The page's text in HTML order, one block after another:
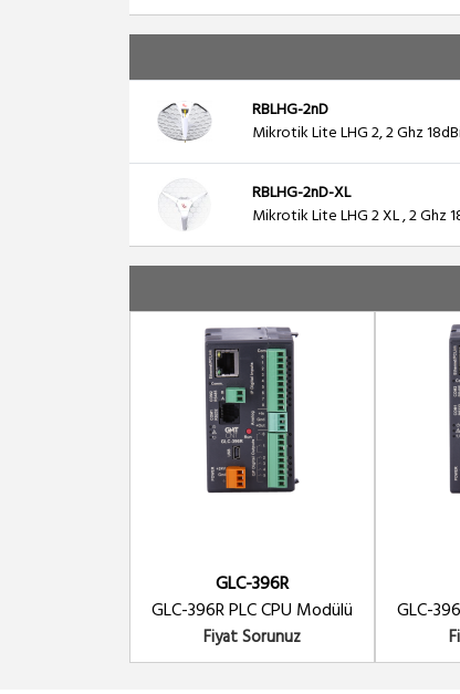
RBLHG-2nD
Mikrotik Lite LHG 2, 2 Ghz
RBLHG-2nD-XL
Mikrotik Lite LHG 2 XL , 2 Ghz
GLC-396R
GLC-396R PLC CPU Modülü
Fiyat Sorunuz
GLC-